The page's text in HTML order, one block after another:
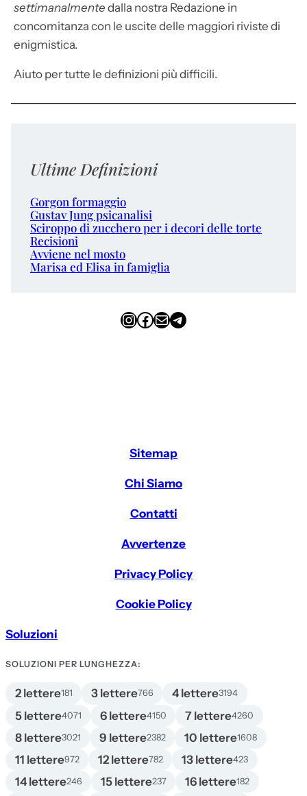
settimanalmente dalla nostra Redazione in
concomitanza con le uscite delle maggiori riviste di
enigmistica.
Aiuto per tutte le definizioni più difficili.
Ultime Definizioni
Gorgon formaggio
Gustav Jung psicanalisi
Sciroppo di zucchero per i decori delle torte
Recisioni
Avviene nel mosto
Marisa ed Elisa in famiglia
InstagramFacebook Email Telegram
Sitemap
Chi Siamo
Contatti
Avvertenze
Privacy Policy
Cookie Policy
Soluzioni
SOLUZIONI PER LUNGHEZZA:
2 lettere181 3 lettere766 4 lettere3194
5 lettere4071 6 lettere4150 7 lettere4260
8 lettere3021 9 lettere2382 10 lettere1608
11 lettere972 12 lettere782 13 lettere423
14 lettere246 15 lettere237 16 lettere182